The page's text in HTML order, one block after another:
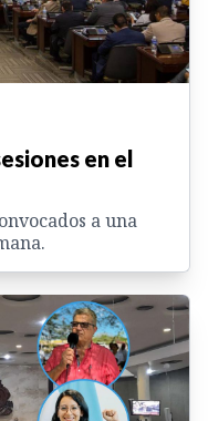
en el
a una